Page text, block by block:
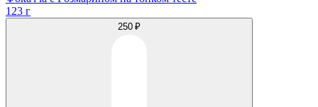
123 г
250 ₽